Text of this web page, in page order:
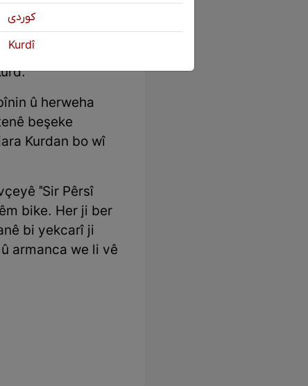
din bike
Sunne ava bike
û herweha
beşeke
Kurdan bo wî
"Sir Pêrsî
bike. Her ji ber
bi yekcarî ji
armanca we li vê
كوردی
Kurdî